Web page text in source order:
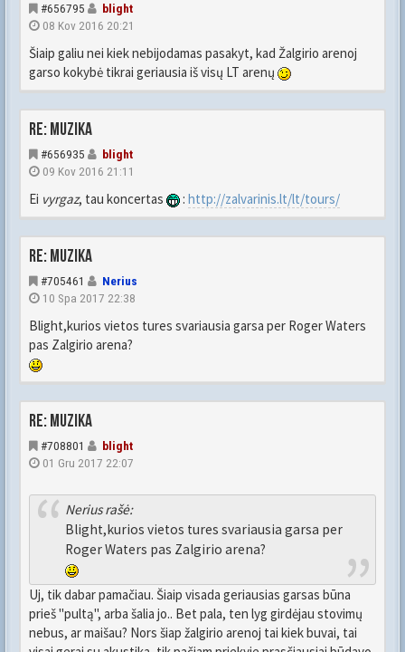
#656795
blight
08 Kov 2016 20:21
Šiaip galiu nei kiek nebijodamas pasakyt, kad Žalgirio arenoj
garso kokybė tikrai geriausia iš visų LT arenų
Re: Muzika
#656935
blight
09 Kov 2016 21:11
Ei vyrgaz, tau koncertas : http://zalvarinis.lt/lt/tours/
Re: Muzika
#705461
Nerius
10 Spa 2017 22:38
Blight,kurios vietos tures svariausia garsa per Roger Waters
pas Zalgirio arena?
Re: Muzika
#708801
blight
01 Gru 2017 22:07
Nerius rašė:
Blight,kurios vietos tures svariausia garsa per
Roger Waters pas Zalgirio arena?
Uj, tik dabar pamačiau. Šiaip visada geriausias garsas būna
prieš "pultą", arba šalia jo.. Bet pala, ten lyg girdėjau stovimų
nebus, ar maišau? Nors šiap žalgirio arenoj tai kiek buvai, tai